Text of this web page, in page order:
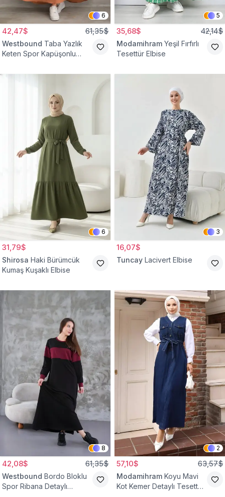
6
42,47$ 61,35$
Westbound Taba Yazlık
Keten Spor Kapüşonlu
Tesettür Elbise
5
35,68$ 42,14$
Modamihram Yeşil Fırfırlı
Tesettür Elbise
6
31,79$
Shirosa Haki Bürümcük
Kumaş Kuşaklı Elbise
3
16,07$
Tuncay Lacivert Elbise
8
42,08$ 61,35$
Westbound Bordo Bloklu
Spor Ribana Detaylı
2
57,10$ 63,57$
Modamihram Koyu Mavi
Kot Kemer Detaylı Tesettür